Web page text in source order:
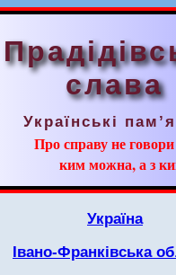
слава
Українські
Про справу не
ким можна, а з
Україна
Івано-Франківська